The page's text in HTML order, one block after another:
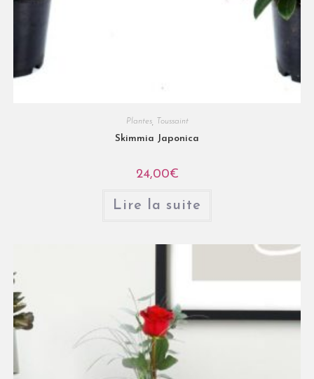
Plantes, Toussaint
Skimmia Japonica
24,00€
Lire la suite